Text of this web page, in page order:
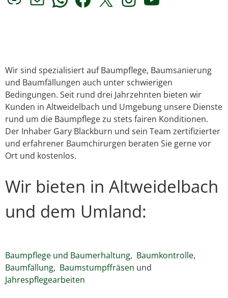
LinkE-Mail
WhatsApp
Facebook
X Instagram
YouTube
Wir sind spezialisiert auf Baumpflege, Baumsanierung
und Baumfällungen auch unter schwierigen
Bedingungen. Seit rund drei Jahrzehnten bieten wir
Kunden in Altweidelbach und Umgebung unsere Dienste
rund um die Baumpflege zu stets fairen Konditionen.
Der Inhaber Gary Blackburn und sein Team zertifizierter
und erfahrener Baumchirurgen beraten Sie gerne vor
Ort und kostenlos.
Wir bieten in Altweidelbach
und dem Umland:
Baumpflege und Baumerhaltung, Baumkontrolle,
Baumfällung, Baumstumpffräsen und
Jahrespflegearbeiten